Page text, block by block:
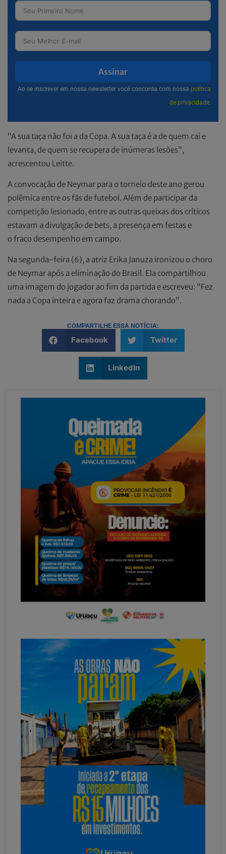
Assinar
Ao se inscrever em nossa newsletter você concorda com nossa política
de privacidade.
“A sua taça não foi a da Copa. A sua taça é a de quem cai e
levanta, de quem se recupera de inúmeras lesões”,
acrescentou Leitte.
A convocação de Neymar para o torneio deste ano gerou
polêmica entre os fãs de futebol. Além de participar da
competição lesionado, entre as outras queixas dos críticos
estavam a divulgação de bets, a presença em festas e
o fraco desempenho em campo.
Na segunda-feira (6), a atriz Erika Januza ironizou o choro
de Neymar após a eliminação do Brasil. Ela compartilhou
uma imagem do jogador ao fim da partida e escreveu: “Fez
nada a Copa inteira e agora faz drama chorando”.
COMPARTILHE ESSA NOTÍCIA:
Facebook Twitter
LinkedIn